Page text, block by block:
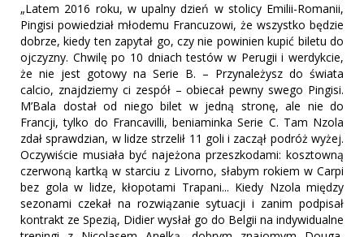
„Latem 2016 roku, w upalny dzień w stolicy Emilii-Romanii,
Pingisi powiedział młodemu Francuzowi, że wszystko będzie
dobrze, kiedy ten zapytał go, czy nie powinien kupić biletu do
ojczyzny. Chwilę po 10 dniach testów w Perugii i werdykcie,
że nie jest gotowy na Serie B. – Przynależysz do świata
calcio, znajdziemy ci zespół – obiecał pewny swego Pingisi.
M’Bala dostał od niego bilet w jedną stronę, ale nie do
Francji, tylko do Francavilli, beniaminka Serie C. Tam Nzola
zdał sprawdzian, w lidze strzelił 11 goli i zaczął podróż wyżej.
Oczywiście musiała być najeżona przeszkodami: kosztowną
czerwoną kartką w starciu z Livorno, słabym rokiem w Carpi
bez gola w lidze, kłopotami Trapani... Kiedy Nzola między
sezonami czekał na rozwiązanie sytuacji i zanim podpisał
kontrakt ze Spezią, Didier wysłał go do Belgii na indywidualne